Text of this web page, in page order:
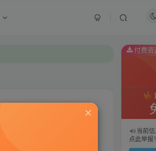
付费资
当前
点此举报！